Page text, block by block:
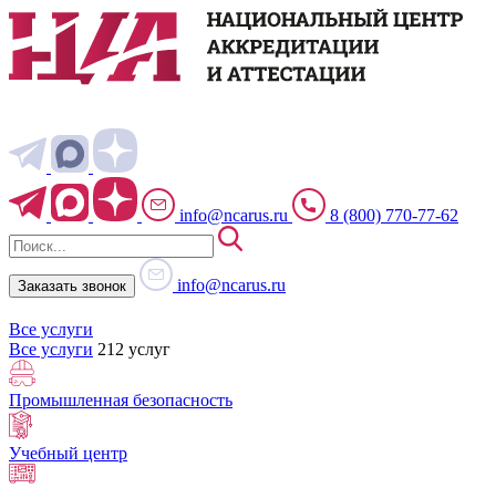
info@ncarus.ru 8 (800) 770-77-62
Заказать звонок info@ncarus.ru
Все услуги
Все услуги 212 услуг
Промышленная безопасность
Учебный центр